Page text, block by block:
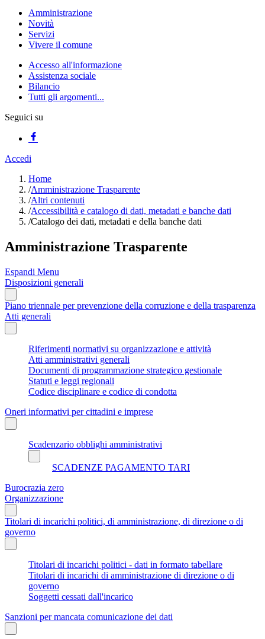
Amministrazione
Novità
Servizi
Vivere il comune
Accesso all'informazione
Assistenza sociale
Bilancio
Tutti gli argomenti...
Seguici su
Accedi
Home
/Amministrazione Trasparente
/Altri contenuti
/Accessibilità e catalogo di dati, metadati e banche dati
/Catalogo dei dati, metadati e della banche dati
Amministrazione Trasparente
Espandi Menu
Disposizioni generali
Piano triennale per prevenzione della corruzione e della trasparenza
Atti generali
Riferimenti normativi su organizzazione e attività
Atti amministrativi generali
Documenti di programmazione strategico gestionale
Statuti e leggi regionali
Codice disciplinare e codice di condotta
Oneri informativi per cittadini e imprese
Scadenzario obblighi amministrativi
SCADENZE PAGAMENTO TARI
Burocrazia zero
Organizzazione
Titolari di incarichi politici, di amministrazione, di direzione o di
governo
Titolari di incarichi politici - dati in formato tabellare
Titolari di incarichi di amministrazione di direzione o di
governo
Soggetti cessati dall'incarico
Sanzioni per mancata comunicazione dei dati